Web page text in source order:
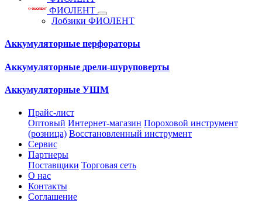
ФИОЛЕНТ
Лобзики ФИОЛЕНТ
Аккумуляторные перфораторы
Аккумуляторные дрели-шуруповерты
Аккумуляторные УШМ
Прайс-лист
Оптовый Интернет-магазин Пороховой инструмент
(розница) Восстановленный инструмент
Сервис
Партнеры
Поставщики Торговая сеть
О нас
Контакты
Соглашение